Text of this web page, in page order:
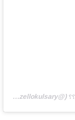
(@zellokulsary) 5 يۋن 2020 ۆ 12:46 PDT